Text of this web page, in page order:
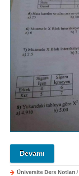
Devamı
Üniversite Ders Notları /